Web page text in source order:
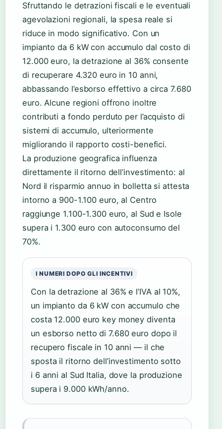
Sfruttando le detrazioni fiscali e le eventuali
agevolazioni regionali, la spesa reale si
riduce in modo significativo. Con un
impianto da 6 kW con accumulo dal costo di
12.000 euro, la detrazione al 36% consente
di recuperare 4.320 euro in 10 anni,
abbassando l’esborso effettivo a circa 7.680
euro. Alcune regioni offrono inoltre
contributi a fondo perduto per l’acquisto di
sistemi di accumulo, ulteriormente
migliorando il rapporto costi-benefici.
La produzione geografica influenza
direttamente il ritorno dell’investimento: al
Nord il risparmio annuo in bolletta si attesta
intorno a 900-1.100 euro, al Centro
raggiunge 1.100-1.300 euro, al Sud e Isole
supera i 1.300 euro con autoconsumo del
70%.
I NUMERI DOPO GLI INCENTIVI
Con la detrazione al 36% e l’IVA al 10%,
un impianto da 6 kW con accumulo che
costa 12.000 euro key money diventa
un esborso netto di 7.680 euro dopo il
recupero fiscale in 10 anni — il che
sposta il ritorno dell’investimento sotto
i 6 anni al Sud Italia, dove la produzione
supera i 9.000 kWh/anno.